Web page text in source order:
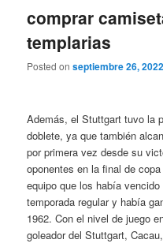
comprar
templarias
Posted onseptiembre 26, 2022
Además, el Stuttgart tuvo la
doblete, ya que también
por primera vez desde su
oponentes en la final de
equipo que los había
temporada regular y había
1962. Con el nivel de juego
goleador del Stuttgart,